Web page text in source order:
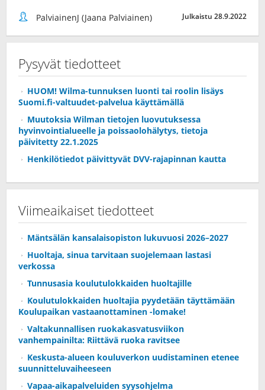
PalviainenJ (Jaana Palviainen) Julkaistu 28.9.2022
Pysyvät tiedotteet
HUOM! Wilma-tunnuksen luonti tai roolin lisäys
Suomi.fi-valtuudet-palvelua käyttämällä
Muutoksia Wilman tietojen luovutuksessa
hyvinvointialueelle ja poissaolohälytys, tietoja
päivitetty 22.1.2025
Henkilötiedot päivittyvät DVV-rajapinnan kautta
Viimeaikaiset tiedotteet
Mäntsälän kansalaisopiston lukuvuosi 2026–2027
Huoltaja, sinua tarvitaan suojelemaan lastasi
verkossa
Tunnusasia koulutulokkaiden huoltajille
Koulutulokkaiden huoltajia pyydetään täyttämään
Koulupaikan vastaanottaminen -lomake!
Valtakunnallisen ruokakasvatusviikon
vanhempainilta: Riittävä ruoka ravitsee
Keskusta-alueen kouluverkon uudistaminen etenee
suunnitteluvaiheeseen
Vapaa-aikapalveluiden syysohjelma